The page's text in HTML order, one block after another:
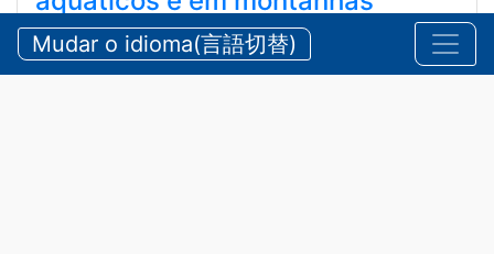
durante o verão
【三重県警察本部】夏期における水難・山岳遭難の防
Mudar o idioma(言語切替)